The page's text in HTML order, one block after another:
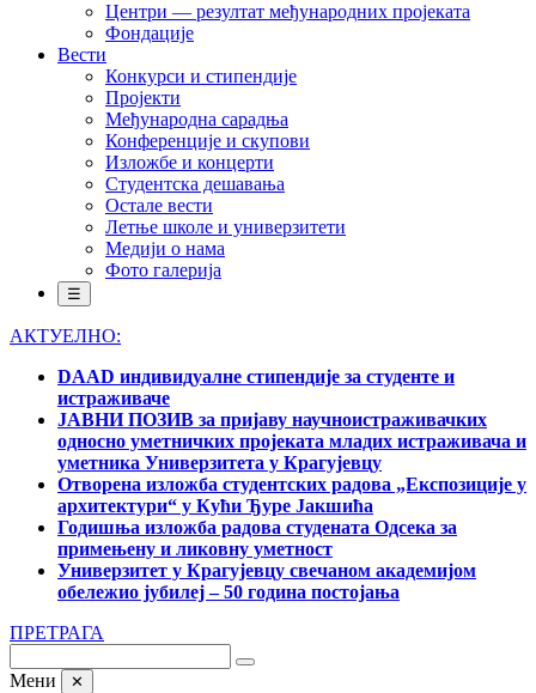
Центри — резултат међународних пројеката
Фондације
Вести
Конкурси и стипендије
Пројекти
Међународна сарадња
Конференције и скупови
Изложбе и концерти
Студентска дешавања
Остале вести
Летње школе и универзитети
Медији о нама
Фото галерија
☰
АКТУЕЛНО:
DAAD индивидуалне стипендије за студенте и
истраживаче
ЈАВНИ ПОЗИВ за пријаву научноистраживачких
односно уметничких пројеката младих истраживача и
уметника Универзитета у Крагујевцу
Отворена изложба студентских радова „Експозиције у
архитектури“ у Кући Ђуре Јакшића
Годишња изложба радова студената Одсека за
примењену и ликовну уметност
Универзитет у Крагујевцу свечаном академијом
обележио јубилеј – 50 година постојања
ПРЕТРАГА
Мени ✕